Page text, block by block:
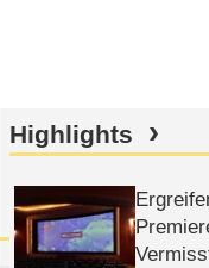
Highlights